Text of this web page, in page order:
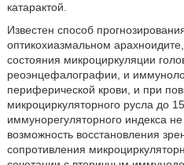
катарактой.
Известен способ
оптикохиазмальном
состояния микроциркуляции
реоэнцефалографии, и
периферической крови, и при
микроциркуляторного русла до
иммунорегуляторного индекса
возможность восстановления
сопротивления